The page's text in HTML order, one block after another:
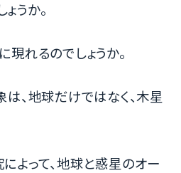
うか。
現れるのでしょうか。
は、地球だけではなく、木星
よって、地球と惑星のオー